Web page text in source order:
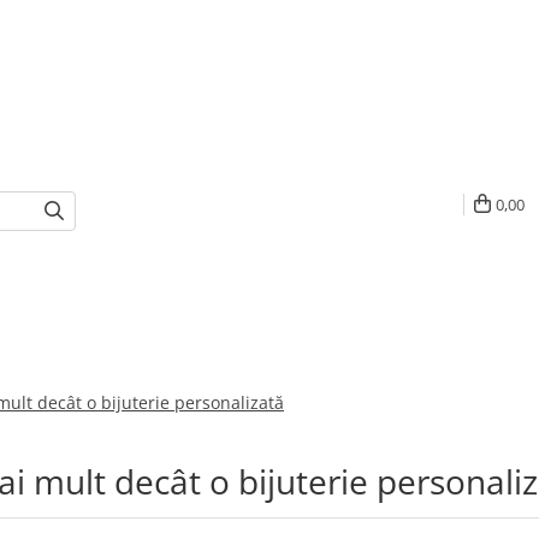
0,00
decât o bijuterie personalizată
mult decât o bijuterie